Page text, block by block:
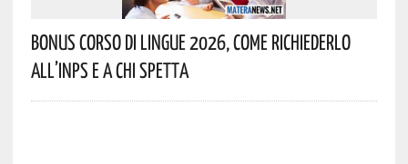
Bonus Corso Di Lingue 2026, Come Richiederlo
All’INPS E A Chi Spetta